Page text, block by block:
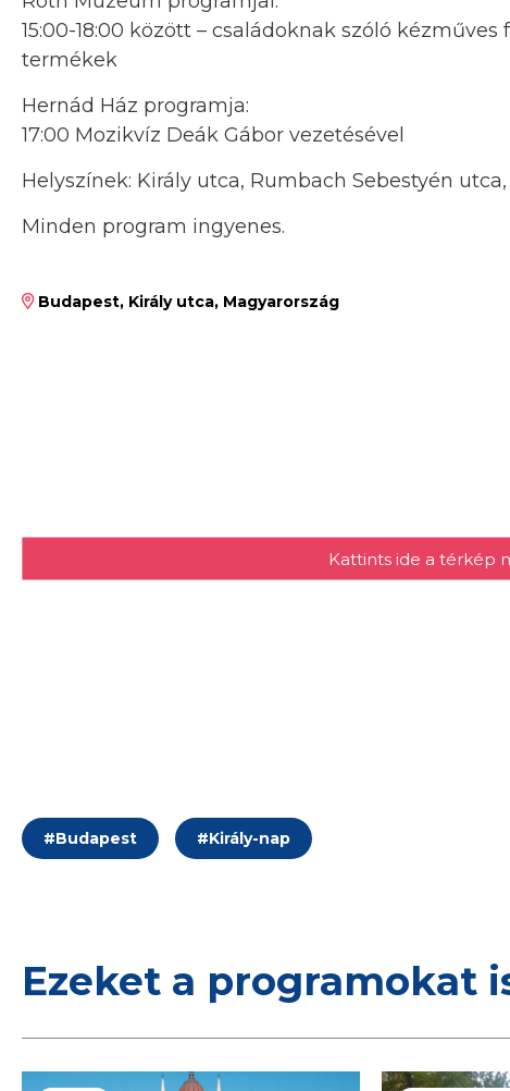
15:00-18:00 között – családoknak szóló
termékek
Hernád Ház programja:
17:00 Mozikvíz Deák Gábor vezetésével
Helyszínek: Király utca, Rumbach Sebestyén
Minden program ingyenes.
Budapest, Király utca, Magyarország
Kattints ide a térkép
#Budapest #Király-nap
Ezeket a programokat